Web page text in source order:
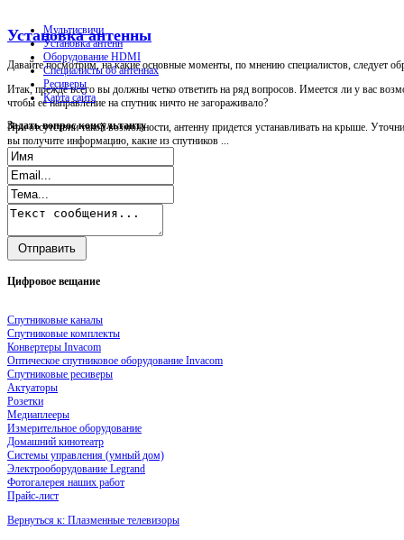
Установка антенны
Давайте посмотрим, на какие основные моменты, по мнению специалистов, следует
Итак, прежде всего вы должны четко ответить на ряд вопросов. Имеется ли у вас
чтобы ее направление на спутник ничто не загораживало?
При отсутствии такой возможности, антенну придется устанавливать на крыше.
вы получите информацию, какие из спутников ...
Мультисвичи
Установка антенн
Оборудование HDMI
Специалисты об антеннах
Ресиверы
Карта сайта
Задатьвопрос консультанту
Цифровое вещание
Спутниковые каналы
Спутниковые комплекты
Конвертеры Invacom
Оптическое спутниковое оборудование Invacom
Спутниковые ресиверы
Актуаторы
Розетки
Медиаплееры
Измерительное оборудование
Домашний кинотеатр
Системы управления (умный дом)
Электрооборудование Legrand
Фотогалерея наших работ
Прайс-лист
Вернуться к: Плазменные телевизоры